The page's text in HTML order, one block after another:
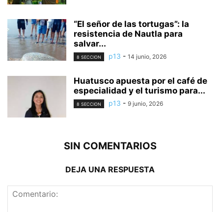
“El señor de las tortugas”: la
resistencia de Nautla para
salvar...
8 SECCION p13 - 14 junio, 2026
Huatusco apuesta por el café de
especialidad y el turismo para...
8 SECCION p13 - 9 junio, 2026
SIN COMENTARIOS
DEJA UNA RESPUESTA